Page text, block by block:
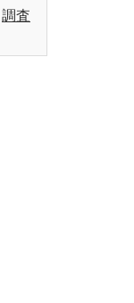
調査